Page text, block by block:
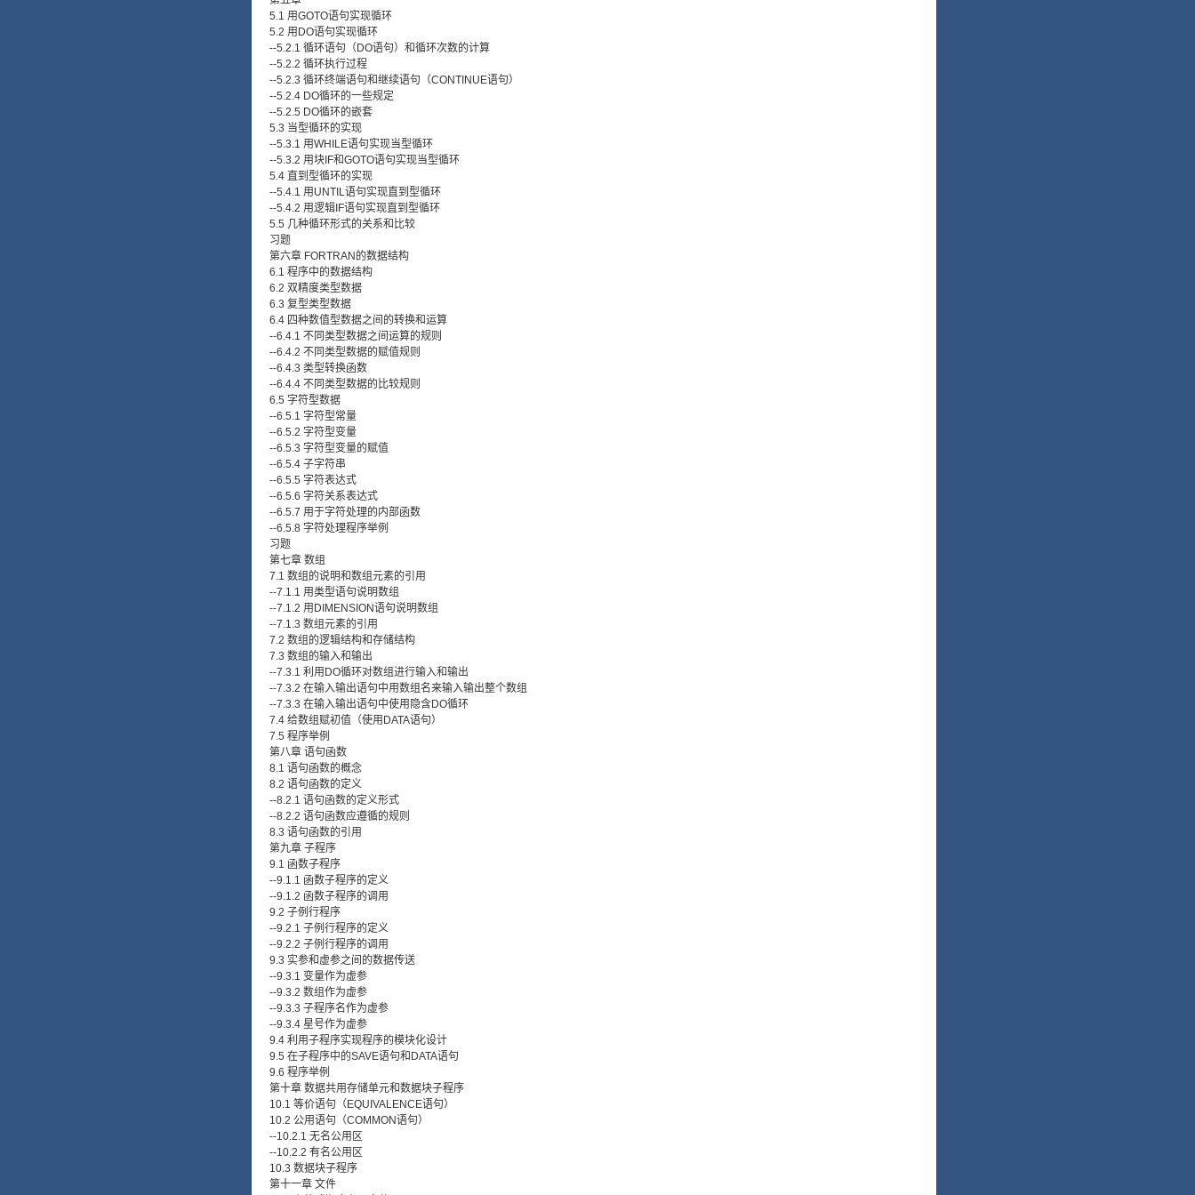
5.1 用GOTO语句实现循环
5.2 用DO语句实现循环
--5.2.1 循环语句（DO语句）和循环次数的计算
--5.2.2 循环执行过程
--5.2.3 循环终端语句和继续语句（CONTINUE语句）
--5.2.4 DO循环的一些规定
--5.2.5 DO循环的嵌套
5.3 当型循环的实现
--5.3.1 用WHILE语句实现当型循环
--5.3.2 用块IF和GOTO语句实现当型循环
5.4 直到型循环的实现
--5.4.1 用UNTIL语句实现直到型循环
--5.4.2 用逻辑IF语句实现直到型循环
5.5 几种循环形式的关系和比较
习题
第六章 FORTRAN的数据结构
6.1 程序中的数据结构
6.2 双精度类型数据
6.3 复型类型数据
6.4 四种数值型数据之间的转换和运算
--6.4.1 不同类型数据之间运算的规则
--6.4.2 不同类型数据的赋值规则
--6.4.3 类型转换函数
--6.4.4 不同类型数据的比较规则
6.5 字符型数据
--6.5.1 字符型常量
--6.5.2 字符型变量
--6.5.3 字符型变量的赋值
--6.5.4 子字符串
--6.5.5 字符表达式
--6.5.6 字符关系表达式
--6.5.7 用于字符处理的内部函数
--6.5.8 字符处理程序举例
习题
第七章 数组
7.1 数组的说明和数组元素的引用
--7.1.1 用类型语句说明数组
--7.1.2 用DIMENSION语句说明数组
--7.1.3 数组元素的引用
7.2 数组的逻辑结构和存储结构
7.3 数组的输入和输出
--7.3.1 利用DO循环对数组进行输入和输出
--7.3.2 在输入输出语句中用数组名来输入输出整个数组
--7.3.3 在输入输出语句中使用隐含DO循环
7.4 给数组赋初值（使用DATA语句）
7.5 程序举例
第八章 语句函数
8.1 语句函数的概念
8.2 语句函数的定义
--8.2.1 语句函数的定义形式
--8.2.2 语句函数应遵循的规则
8.3 语句函数的引用
第九章 子程序
9.1 函数子程序
--9.1.1 函数子程序的定义
--9.1.2 函数子程序的调用
9.2 子例行程序
--9.2.1 子例行程序的定义
--9.2.2 子例行程序的调用
9.3 实参和虚参之间的数据传送
--9.3.1 变量作为虚参
--9.3.2 数组作为虚参
--9.3.3 子程序名作为虚参
--9.3.4 星号作为虚参
9.4 利用子程序实现程序的模块化设计
9.5 在子程序中的SAVE语句和DATA语句
9.6 程序举例
第十章 数据共用存储单元和数据块子程序
10.1 等价语句（EQUIVALENCE语句）
10.2 公用语句（COMMON语句）
--10.2.1 无名公用区
--10.2.2 有名公用区
10.3 数据块子程序
第十一章 文件